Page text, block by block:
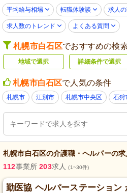
平均給与相場 転職体験談 求人
求人数のトレンド よくある質問
札幌市白石区でおすすめの検
地域で選択 詳細条件で選択
札幌市白石区で人気の条件
札幌市 江別市 札幌市中央区 石狩
札幌市白石区の介護職・ヘルパーの求
112事業所 203求人(1~30件)
勤医協 ヘルパーステーション